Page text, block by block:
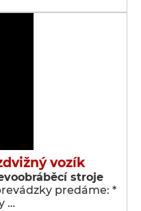
vozík
stroje
predáme: *
…